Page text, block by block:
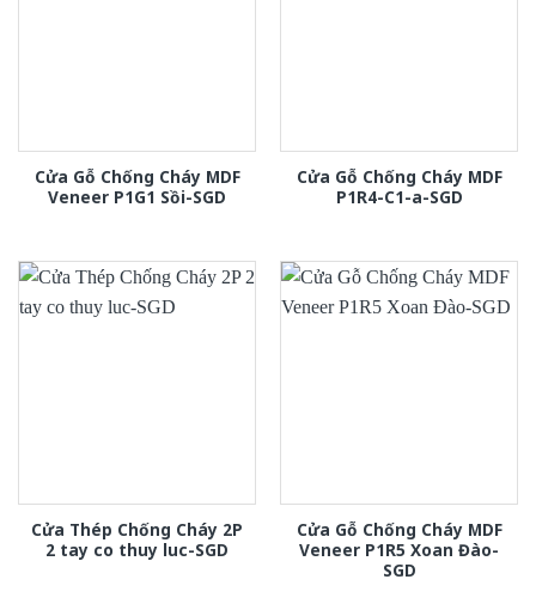
Cửa Gỗ Chống Cháy MDF
Veneer P1G1 Sồi-SGD
Cửa Gỗ Chống Cháy MDF
P1R4-C1-a-SGD
Cửa Thép Chống Cháy 2P
2 tay co thuy luc-SGD
Cửa Gỗ Chống Cháy MDF
Veneer P1R5 Xoan Đào-
SGD